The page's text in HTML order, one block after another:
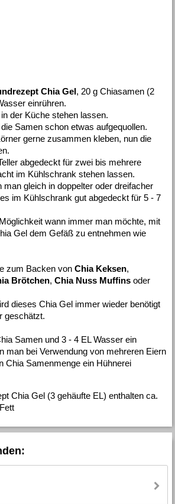
Chia Gel , 20 g Chiasamen (2
einrühren.
der Küche stehen lassen.
Samen schon etwas aufgequollen.
gerne zusammen kleben, nun die
abgedeckt für zwei bis mehrere
im Kühlschrank stehen lassen.
man gleich in doppelter oder dreifacher
im Kühlschrank gut abgedeckt für 5 - 7
wann immer man möchte, mit
Gel dem Gefäß zu entnehmen wie
zum Backen von Chia Keksen,
Brötchen, Chia Nuss Muffins oder
dieses Chia Gel immer wieder benötigt
geschätzt.
Samen und 3 - 4 EL Wasser ein
man bei Verwendung von mehreren Eiern
Chia Samenmenge ein Hühnerei
Chia Gel (3 gehäufte EL) enthalten ca.